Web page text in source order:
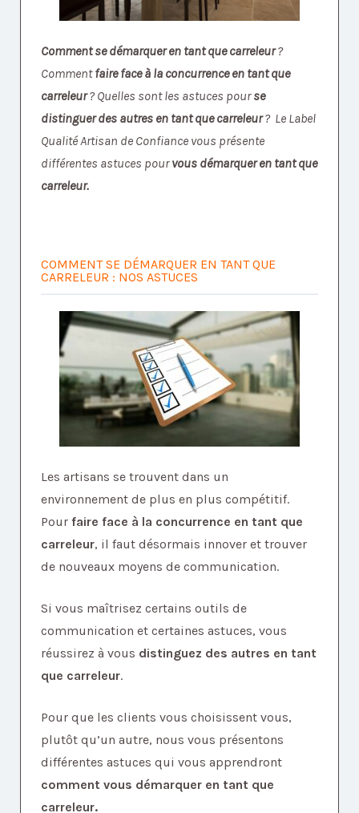
Comment se démarquer en tant que carreleur?
Commentfaire face à la concurrence en tant que
carreleur? Quelles sont les astuces pourse
distinguer des autres en tant que carreleur? Le Label
Qualité Artisan de Confiance vous présente
différentes astuces pourvous démarquer en tant que
carreleur.
COMMENT SE DÉMARQUER EN TANT QUE
CARRELEUR : NOS ASTUCES
Les artisans se trouvent dans un
environnement de plus en plus compétitif.
Pour faire face à la concurrence en tant que
carreleur, il faut désormais innover et trouver
de nouveaux moyens de communication.
Si vous maîtrisez certains outils de
communication et certaines astuces, vous
réussirez à vous distinguez des autres en tant
que carreleur.
Pour que les clients vous choisissent vous,
plutôt qu’un autre, nous vous présentons
différentes astuces qui vous apprendront
comment vous démarquer en tant que
carreleur.